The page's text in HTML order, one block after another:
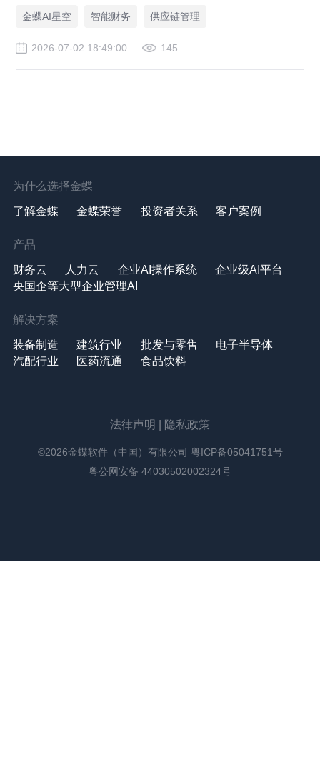
金蝶AI星空 智能财务 供应链管理
2026-07-02 18:49:00 145
为什么选择金蝶
了解金蝶 金蝶荣誉 投资者关系 客户案例
产品
财务云 人力云 企业AI操作系统
企业级AI平台
央国企等大型企业管理AI
解决方案
装备制造 建筑行业 批发与零售
电子半导体
汽配行业
医药流通 食品饮料
法律声明 隐私政策
©2026金蝶软件（中国）有限公司 粤ICP备05041751号
粤公网安备 44030502002324号